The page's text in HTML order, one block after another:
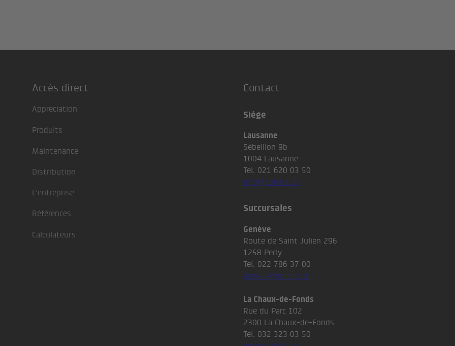
FooterAccès direct
Appréciation
Produits
Maintenance
Distribution
L'entreprise
Références
Calculateurs
Contact
Siège
Lausanne
Sébeillon 9b
1004 Lausanne
Tel. 021 620 03 50
info@solstis.ch
Succursales
Genève
Route de Saint Julien 296
1258 Perly
Tel. 022 786 37 00
geneve@solstis.ch
La Chaux-de-Fonds
Rue du Parc 102
2300 La Chaux-de-Fonds
Tel. 032 323 03 50